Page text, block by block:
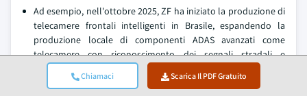
Chiamaci Scarica Il PDF Gratuito
Ad esempio, nell'ottobre 2025, ZF ha iniziato la produzione di
telecamere frontali intelligenti in Brasile, espandendo la
produzione locale di componenti ADAS avanzati come
telecamere con riconoscimento dei segnali stradali e
supporto al mantenimento della corsia, rafforzando il Brasile
come hub strategico per tecnologie di sicurezza e autonomia